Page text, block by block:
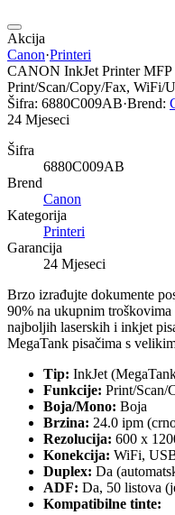
Akcija
Canon·Printeri
CANON InkJet Printer
Print/Scan/Copy/Fax, WiFi/
Šifra: 6880C009AB·Brend:
24 Mjeseci
Šifra
6880C009AB
Brend
Canon
Kategorija
Printeri
Garancija
24 Mjeseci
Brzo izrađujte dokumente
90% na ukupnim
najboljih laserskih i inkjet
MegaTank pisačima s
Tip: InkJet
Funkcije: Print/Scan/
Boja/Mono: Boja
Brzina: 24.0 ipm
Rezolucija: 600 x
Konekcija: WiFi,
Duplex: Da
ADF: Da, 50 listova
Kompatibilne tinte: